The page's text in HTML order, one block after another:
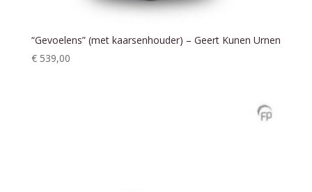
“Gevoelens” (met kaarsenhouder) – Geert Kunen Urnen
€539,00